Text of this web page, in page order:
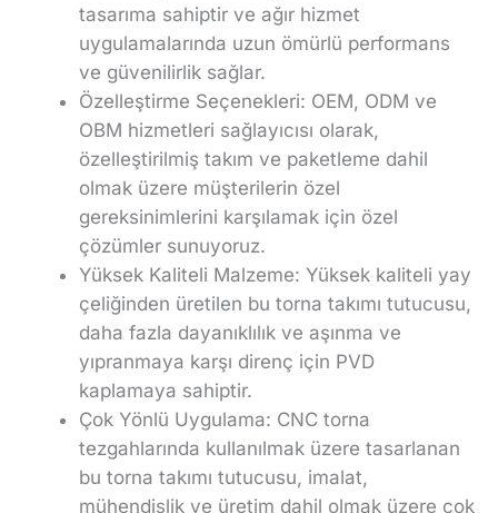
tasarıma sahiptir ve ağır hizmet
uygulamalarında uzun ömürlü performans
ve güvenilirlik sağlar.
Özelleştirme Seçenekleri: OEM, ODM ve
OBM hizmetleri sağlayıcısı olarak,
özelleştirilmiş takım ve paketleme dahil
olmak üzere müşterilerin özel
gereksinimlerini karşılamak için özel
çözümler sunuyoruz.
Yüksek Kaliteli Malzeme: Yüksek kaliteli yay
çeliğinden üretilen bu torna takımı tutucusu,
daha fazla dayanıklılık ve aşınma ve
yıpranmaya karşı direnç için PVD
kaplamaya sahiptir.
Çok Yönlü Uygulama: CNC torna
tezgahlarında kullanılmak üzere tasarlanan
bu torna takımı tutucusu, imalat,
mühendislik ve üretim dahil olmak üzere çok